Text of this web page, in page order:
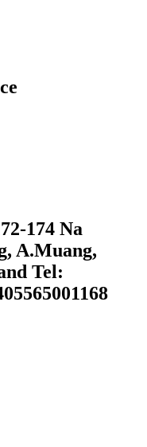
174 Na
A.Muang,
Tel: